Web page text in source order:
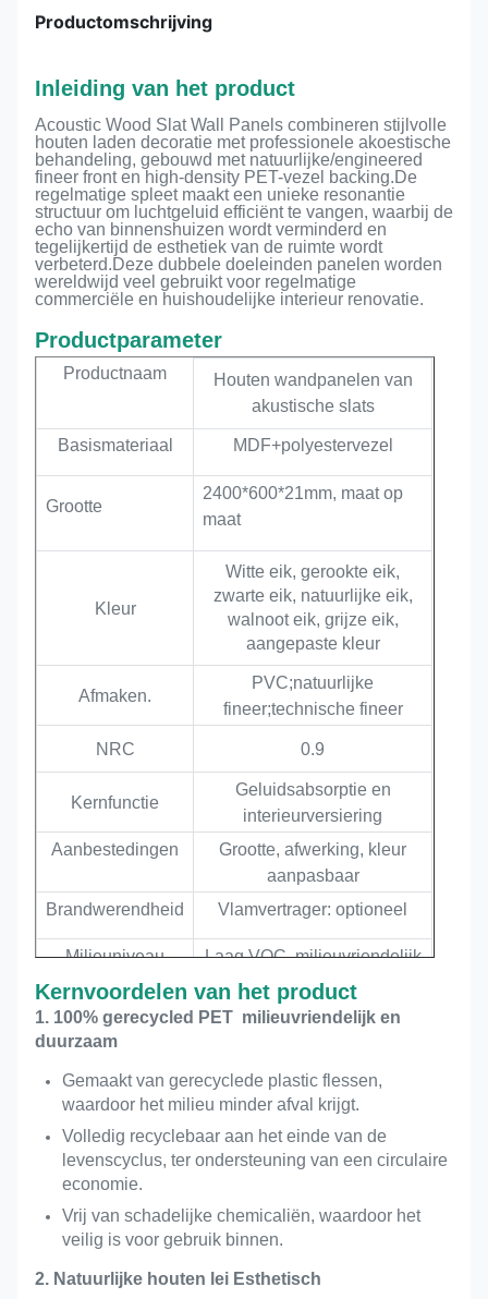
Productomschrijving
Inleiding van het product
Acoustic Wood Slat Wall Panels combineren stijlvolle
houten laden decoratie met professionele akoestische
behandeling, gebouwd met natuurlijke/engineered
fineer front en high-density PET-vezel backing.De
regelmatige spleet maakt een unieke resonantie
structuur om luchtgeluid efficiënt te vangen, waarbij de
echo van binnenshuizen wordt verminderd en
tegelijkertijd de esthetiek van de ruimte wordt
verbeterd.Deze dubbele doeleinden panelen worden
wereldwijd veel gebruikt voor regelmatige
commerciële en huishoudelijke interieur renovatie.
Productparameter
Productnaam
Houten wandpanelen van
akustische slats
Basismateriaal MDF+polyestervezel
Grootte
2400*600*21mm, maat op
maat
Kleur
Witte eik, gerookte eik,
zwarte eik, natuurlijke eik,
walnoot eik, grijze eik,
aangepaste kleur
Afmaken.
PVC;natuurlijke
fineer;technische fineer
NRC 0.9
Kernfunctie
Geluidsabsorptie en
interieurversiering
Aanbestedingen
Grootte, afwerking, kleur
aanpasbaar
Brandwerendheid
Vlamvertrager: optioneel
Milieuniveau Laag VOC, milieuvriendelijk
Kernfunctie
Geluidsabsorptie en
interieurversiering
Certificaat
B,ASTM E84 klasse A,
Kernvoordelen van het product
1. 100% gerecycled PET ️ milieuvriendelijk en
duurzaam
Gemaakt van gerecyclede plastic flessen,
waardoor het milieu minder afval krijgt.
Volledig recyclebaar aan het einde van de
levenscyclus, ter ondersteuning van een circulaire
economie.
Vrij van schadelijke chemicaliën, waardoor het
veilig is voor gebruik binnen.
2. Natuurlijke houten lei Esthetisch